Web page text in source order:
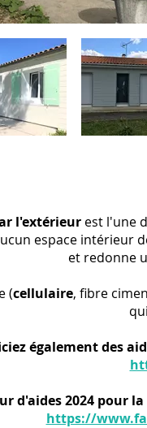
l'extérieur est l'une
espace intérieur
et redonne
(cellulaire, fibre
également des
d'aides 2024 pour
https://